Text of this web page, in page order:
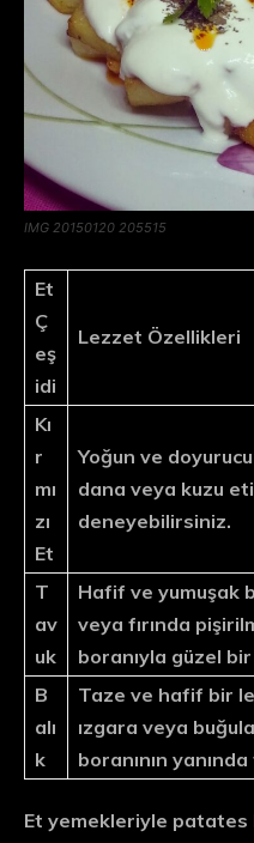
IMG 20150120 205515
Et
Ç
eş
idi
Lezzet Özellikleri
Kı
r
mı
zı
Et
Yoğun ve
dana veya kuzu
deneyebilirsiniz.
T
av
uk
Hafif ve yumuşak
veya fırında
boranıyla güzel
B
alı
k
Taze ve hafif bir
ızgara veya
boranının
Et yemekleriyle patates